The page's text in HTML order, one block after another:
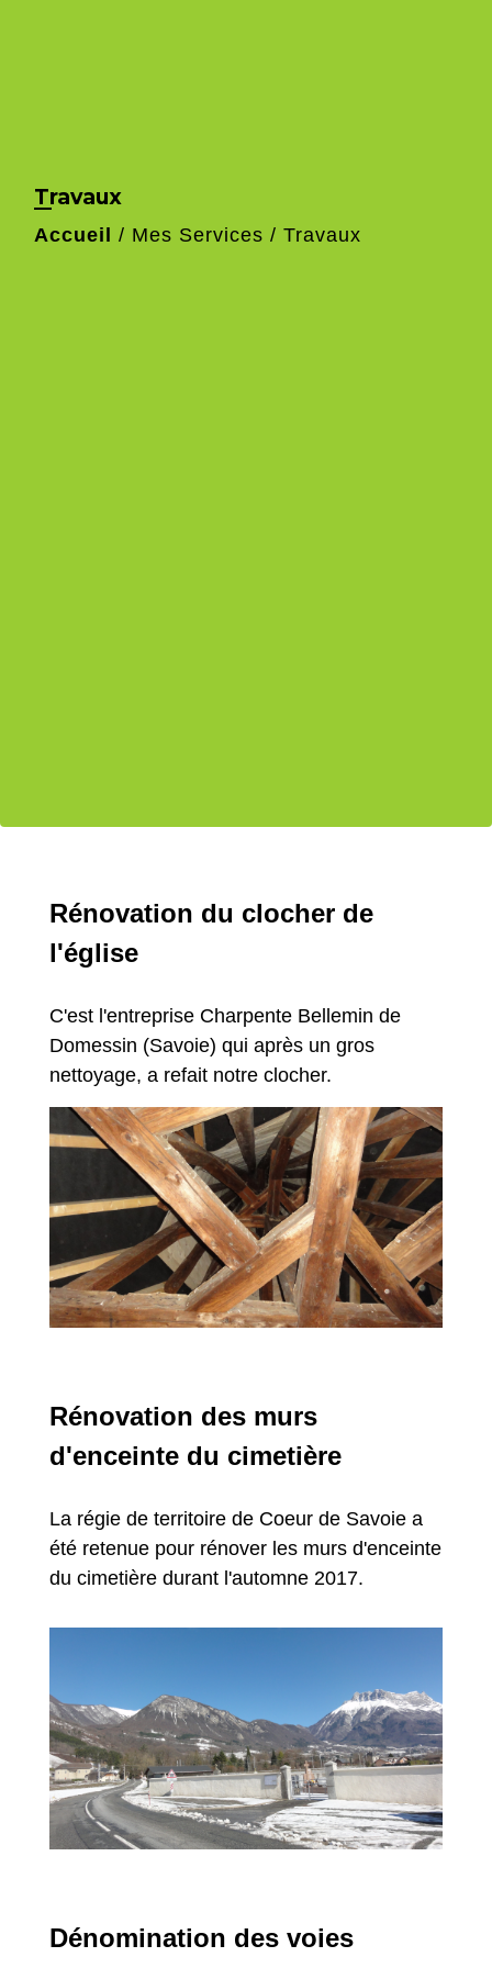
Travaux
Accueil / Mes Services / Travaux
Rénovation du clocher de
l'église
C'est l'entreprise Charpente Bellemin de
Domessin (Savoie) qui après un gros
nettoyage, a refait notre clocher.
Rénovation des murs
d'enceinte du cimetière
La régie de territoire de Coeur de Savoie a
été retenue pour rénover les murs d'enceinte
du cimetière durant l'automne 2017.
Dénomination des voies